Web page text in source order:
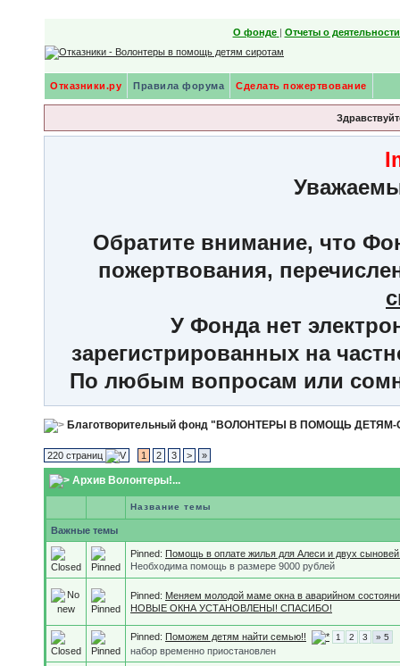
О фонде | Отчеты о
Отказники.ру Правила форума Сделать пожертвование
Обратите внимание, что
пожертвования,
У Фонда нет
зарегистрированных на
По любым вопросам или
Благотворительный фонд "ВОЛОНТЕРЫ В ПОМОЩЬ
220 страниц 1 2 3 > »
Архив Волонтеры!...
Название темы
Важные темы
Pinned: Помощь в оплате жилья для Алеси и двух
Необходима помощь в размере 9000 рублей
Pinned: Меняем молодой маме окна в аварийном
НОВЫЕ ОКНА УСТАНОВЛЕНЫ! СПАСИБО!
Pinned: Поможем детям найти семью!! 1 2 3 » 5
набор временно приостановлен